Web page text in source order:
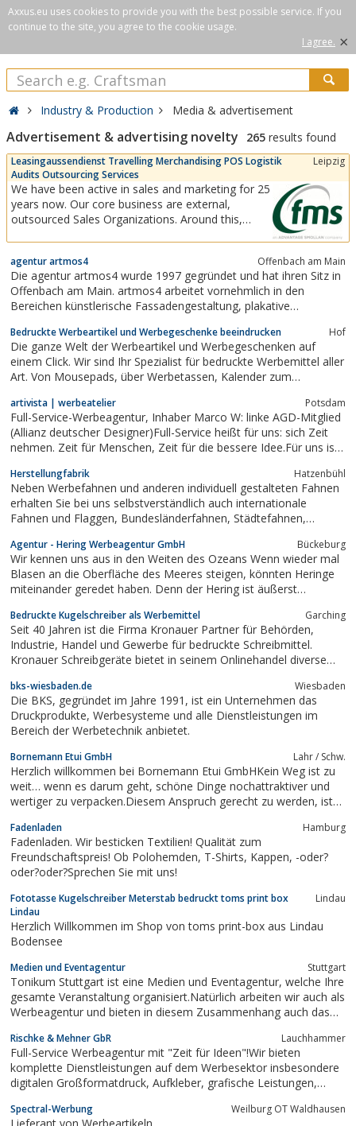
Axxus.eu uses cookies to provide you with the best possible service. If you
continue to the site, you agree to the cookie usage.
I agree. ×
Industry & Production Media & advertisement
Advertisement & advertising novelty 265 results found
Leasingaussendienst Travelling Merchandising POS Logistik
Audits Outsourcing Services
Leipzig
We have been active in sales and marketing for 25
years now. Our core business are external,
outsourced Sales Organizations. Around this,
materials and sales promotion tools.In our
personnel pool we have access to several
hundred sales...
agentur artmos4 Offenbach am Main
Die agentur artmos4 wurde 1997 gegründet und hat ihren Sitz in
Offenbach am Main. artmos4 arbeitet vornehmlich in den
Bereichen künstlerische Fassadengestaltung, plakative
sowie Leinwandgestaltung für Messen und Events.Interessant???
Mehr zu uns finden Sie auf...
Bedruckte Werbeartikel und Werbegeschenke beeindrucken Hof
Die ganze Welt der Werbeartikel und Werbegeschenken auf
einem Click. Wir sind Ihr Spezialist für bedruckte Werbemittel aller
Art. Von Mousepads, über Werbetassen, Kalender zum
online-druck.de
artivista | werbeatelier Potsdam
Full-Service-Werbeagentur, Inhaber Marco W: linke AGD-Mitglied
(Allianz deutscher Designer)Full-Service heißt für uns: sich Zeit
nehmen. Zeit für Menschen, Zeit für die bessere Idee.Für uns ist
und behalten doch immer den Blick für das Ganze - von der...
Herstellungfabrik Hatzenbühl
Neben Werbefahnen und anderen individuell gestalteten Fahnen
erhalten Sie bei uns selbstverständlich auch internationale
Fahnen und Flaggen, Bundesländerfahnen, Städtefahnen,
Beachflags, Fahnenmasten in verschiedenen Ausführungen und
Preisklassen und natürlich auch...
Agentur - Hering Werbeagentur GmbH Bückeburg
Wir kennen uns aus in den Weiten des Ozeans Wenn wieder mal
Blasen an die Oberfläche des Meeres steigen, könnten Heringe
miteinander geredet haben. Denn der Hering ist äußerst
Gruppendynamik im Sinne vom „Schwarmgeist“. Sie sind online,
print & merchandising. Sie sind...
Bedruckte Kugelschreiber als Werbemittel Garching
Seit 40 Jahren ist die Firma Kronauer Partner für Behörden,
Industrie, Handel und Gewerbe für bedruckte Schreibmittel.
Kronauer Schreibgeräte bietet in seinem Onlinehandel diverse
Möglichkeitl für die eigene Firma sein um so Marketing zu
betreiben
bks-wiesbaden.de Wiesbaden
Die BKS, gegründet im Jahre 1991, ist ein Unternehmen das
Druckprodukte, Werbesysteme und alle Dienstleistungen im
Bereich der Werbetechnik anbietet.
Bornemann Etui GmbH Lahr / Schw.
Herzlich willkommen bei Bornemann Etui GmbHKein Weg ist zu
weit… wenn es darum geht, schöne Dinge nochattraktiver und
wertiger zu verpacken.Diesem Anspruch gerecht zu werden, ist
und Produktlinien sowie ein aussergewöhnliches Design
bestimmen den Inhalt dieses...
Fadenladen Hamburg
Fadenladen. Wir besticken Textilien! Qualität zum
Freundschaftspreis! Ob Polohemden, T-Shirts, Kappen, -oder?
oder?oder?Sprechen Sie mit uns!
Fototasse Kugelschreiber Meterstab bedruckt toms print box
Lindau
Lindau
Herzlich Willkommen im Shop von toms print-box aus Lindau
Bodensee
Medien und Eventagentur Stuttgart
Tonikum Stuttgart ist eine Medien und Eventagentur, welche Ihre
gesamte Veranstaltung organisiert.Natürlich arbeiten wir auch als
Werbeagentur und bieten in diesem Zusammenhang auch das
Eventmanagement, Logo, Visitenkarte, Briefpapier, Flyer und
Plakate
Rischke & Mehner GbR Lauchhammer
Full-Service Werbeagentur mit "Zeit für Ideen"!Wir bieten
komplette Dienstleistungen auf dem Werbesektor insbesondere
digitalen Großformatdruck, Aufkleber, grafische Leistungen,
Art sowie Werbeflächenvermietungen.
Spectral-Werbung Weilburg OT Waldhausen